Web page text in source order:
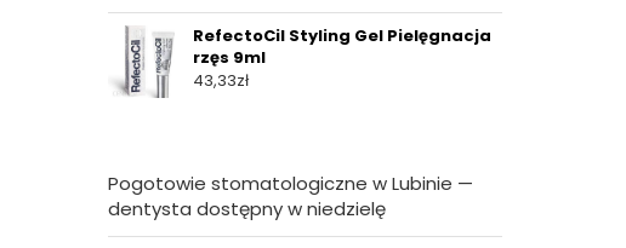
RefectoCil Styling Gel Pielęgnacja
rzęs 9ml
43,33zł
Pogotowie stomatologiczne w Lubinie —
dentysta dostępny w niedzielę